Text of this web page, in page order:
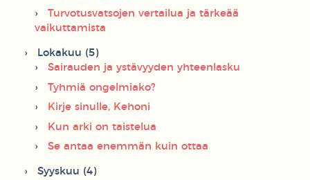
Turvotusvatsojen vertailua ja tärkeää
vaikuttamista
Lokakuu (5)
Sairauden ja ystävyyden yhteenlasku
Tyhmiä ongelmiako?
Kirje sinulle, Kehoni
Kun arki on taistelua
Se antaa enemmän kuin ottaa
Syyskuu (4)